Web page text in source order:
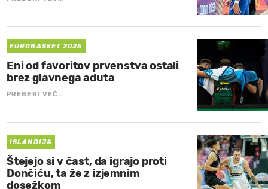
EUROBASKET 2025
Eni od favoritov prvenstva ostali
brez glavnega aduta
PREBERI VEČ…
ISLANDIJA
Štejejo si v čast, da igrajo proti
Dončiću, ta že z izjemnim
dosežkom